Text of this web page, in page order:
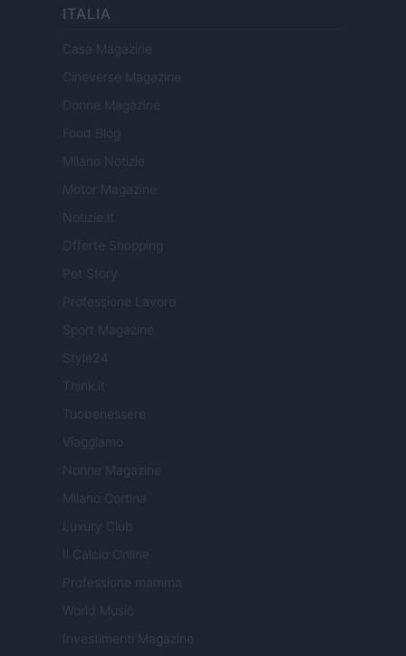
ITALIA
Casa Magazine
Cineverse Magazine
Donne Magazine
Food Blog
Milano Notizie
Motor Magazine
Notizie.it
Offerte Shopping
Pet Story
Professione Lavoro
Sport Magazine
Style24
Think.it
Tuobenessere
Viaggiamo
Nonne Magazine
Milano Cortina
Luxury Club
Il Calcio Online
Professione mamma
World Music
Investimenti Magazine